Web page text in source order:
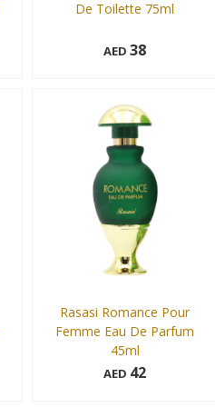
De Toilette 75ml
AED38
Rasasi Romance Pour
Femme Eau De Parfum
45ml
AED 42